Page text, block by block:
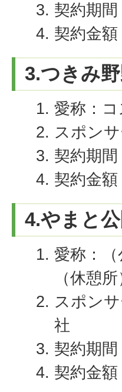
契約期
契約金
3.つきみ
愛称：
スポン
契約期
契約金
4.やまと
愛称：
（休憩
スポン
社
契約期
契約金